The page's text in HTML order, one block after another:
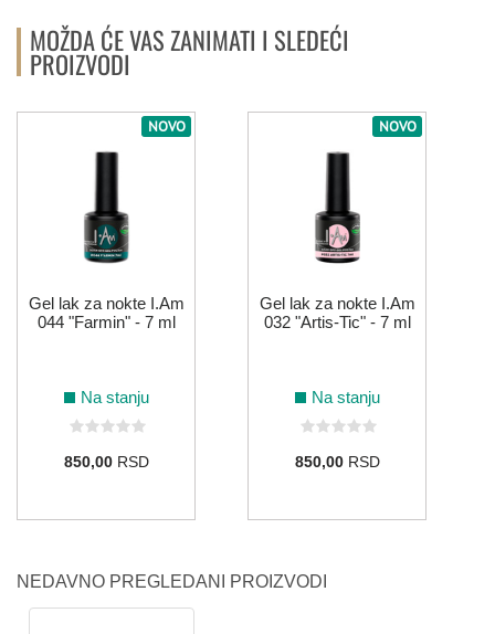
MOŽDA ĆE VAS ZANIMATI I SLEDEĆI
PROIZVODI
NOVO
Gel lak za nokte I.Am
044 "Farmin" - 7 ml
Na stanju
850,00RSD
NOVO
Gel lak za nokte I.Am
032 "Artis-Tic" - 7 ml
Na stanju
850,00RSD
NEDAVNO PREGLEDANI PROIZVODI